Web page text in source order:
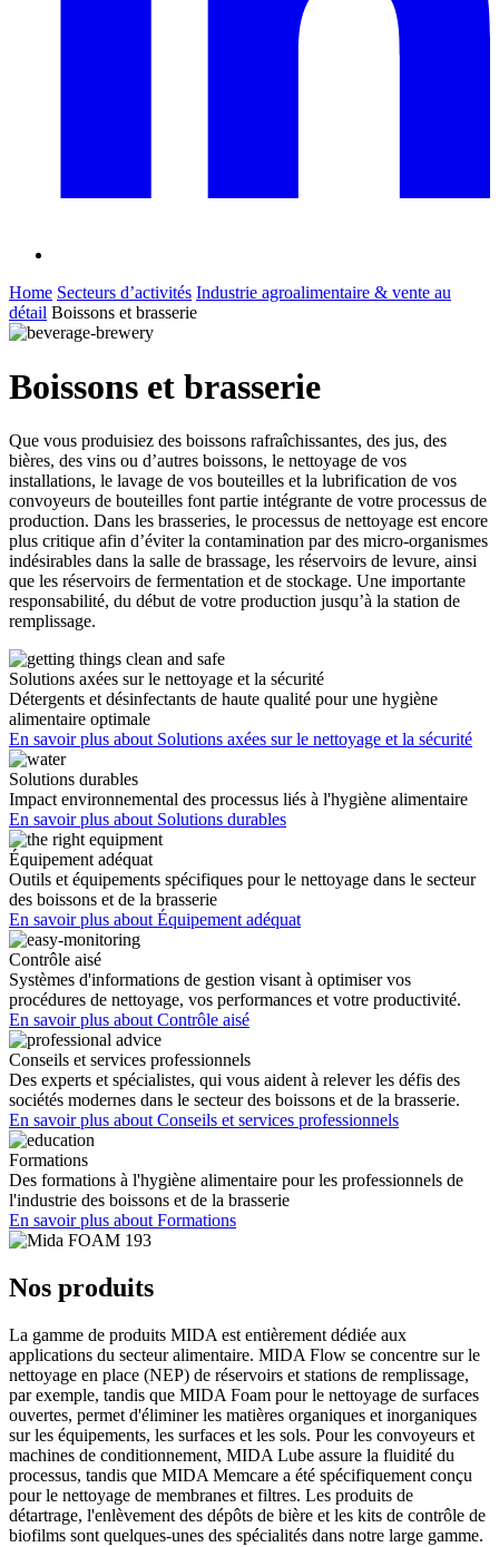
Home Secteurs d’activités Industrie agroalimentaire & vente au
détail Boissons et brasserie
Boissons et brasserie
Que vous produisiez des boissons rafraîchissantes, des jus, des
bières, des vins ou d’autres boissons, le nettoyage de vos
installations, le lavage de vos bouteilles et la lubrification de vos
convoyeurs de bouteilles font partie intégrante de votre processus de
production. Dans les brasseries, le processus de nettoyage est encore
plus critique afin d’éviter la contamination par des micro-organismes
indésirables dans la salle de brassage, les réservoirs de levure, ainsi
que les réservoirs de fermentation et de stockage. Une importante
responsabilité, du début de votre production jusqu’à la station de
remplissage.
Solutions axées sur le nettoyage et la sécurité
Détergents et désinfectants de haute qualité pour une hygiène
alimentaire optimale
En savoir plus about Solutions axées sur le nettoyage et la sécurité
Solutions durables
Impact environnemental des processus liés à l'hygiène alimentaire
En savoir plus about Solutions durables
Équipement adéquat
Outils et équipements spécifiques pour le nettoyage dans le secteur
des boissons et de la brasserie
En savoir plus about Équipement adéquat
Contrôle aisé
Systèmes d'informations de gestion visant à optimiser vos
procédures de nettoyage, vos performances et votre productivité.
En savoir plus about Contrôle aisé
Conseils et services professionnels
Des experts et spécialistes, qui vous aident à relever les défis des
sociétés modernes dans le secteur des boissons et de la brasserie.
En savoir plus about Conseils et services professionnels
Formations
Des formations à l'hygiène alimentaire pour les professionnels de
l'industrie des boissons et de la brasserie
En savoir plus about Formations
Nos produits
La gamme de produits MIDA est entièrement dédiée aux
applications du secteur alimentaire. MIDA Flow se concentre sur le
nettoyage en place (NEP) de réservoirs et stations de remplissage,
par exemple, tandis que MIDA Foam pour le nettoyage de surfaces
ouvertes, permet d'éliminer les matières organiques et inorganiques
sur les équipements, les surfaces et les sols. Pour les convoyeurs et
machines de conditionnement, MIDA Lube assure la fluidité du
processus, tandis que MIDA Memcare a été spécifiquement conçu
pour le nettoyage de membranes et filtres. Les produits de
détartrage, l'enlèvement des dépôts de bière et les kits de contrôle de
biofilms sont quelques-unes des spécialités dans notre large gamme.